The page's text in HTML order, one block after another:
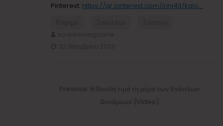
Pinterest: https://gr.pinterest.com/irini40/kalo…